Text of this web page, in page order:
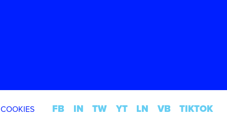
FB IN TW YT LN VB TIKTOK